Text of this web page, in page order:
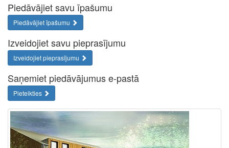
Piedāvājiet savu īpašumu
Piedāvājiet īpašumu
Izveidojiet savu pieprasījumu
Izveidojiet pieprasījumu
Saņemiet piedāvājumus e-pastā
Pieteikties